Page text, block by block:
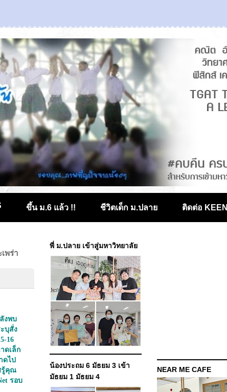
ขึ้น ม.6 แล้ว !! ชีวิตเด็ก ม.ปลาย ติดต่อ KEEN
พร่า
งพบ
บุสั่ง
16
ดเล็ก
ดไป
รู้คุณ
รอบ
พี่ ม.ปลาย เข้าสู่มหาวิทยาลัย
น้องประถม 6 มัธยม 3 เข้า
มัธยม 1 มัธยม 4
NEAR ME CAFE